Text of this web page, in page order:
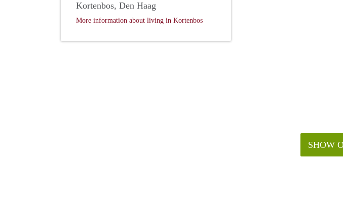
SHOW
Kortenbos, Den Haag
More information about living in Kortenbos